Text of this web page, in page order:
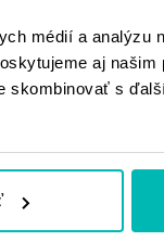
médií a analýzu
aj
skombinovať s